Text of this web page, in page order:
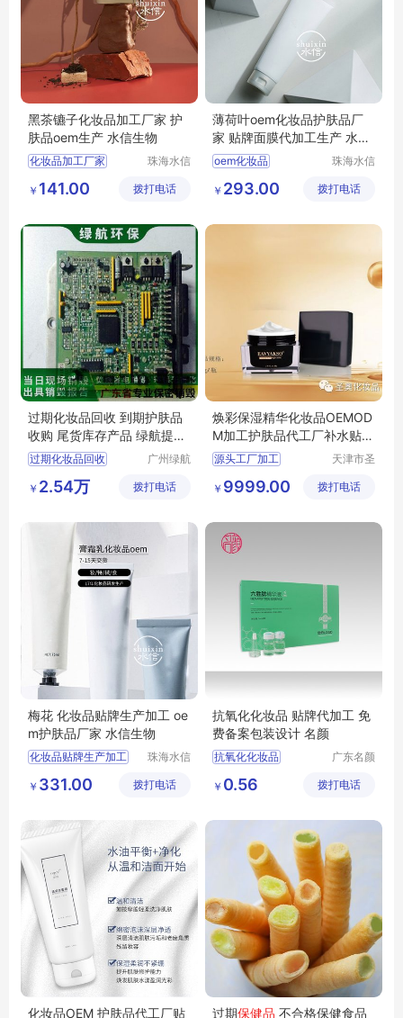
黑茶镳子化妆品加工厂家 护
肤品oem生产 水信生物
化妆品加工厂家
微商护肤品oem工厂
生产护肤品产地
珠海水信
有限公司
￥ 141.00 拨打电话
薄荷叶oem化妆品护肤品厂
家 贴牌面膜代加工生产 水信
生物
oem化妆品
中国化妆品加工厂家
水信生物
珠海水信
有限公司
￥ 293.00 拨打电话
过期化妆品回收 到期护肤品
收购 尾货库存产品 绿航提供
免费上门
过期化妆品回收
化妆品尾货回收
库存护肤品回收
广州绿航
有限公司
￥ 2.54万 拨打电话
焕彩保湿精华化妆品OEMOD
M加工护肤品代工厂补水贴牌
定制
源头工厂加工
化妆品ODM生产
化妆品贴牌
天津市圣
有限公司
￥ 9999.00 拨打电话
梅花 化妆品贴牌生产加工 oe
m护肤品厂家 水信生物
化妆品贴牌生产加工
化妆品生产厂家代工
水信生物
珠海水信
有限公司
￥ 331.00 拨打电话
抗氧化化妆品 贴牌代加工 免
费备案包装设计 名颜
抗氧化化妆品
化妆品代加工
化妆品加工
广东名颜
限公司
￥ 0.56 拨打电话
化妆品OEM 护肤品代工厂贴 过期保健品 不合格保健食品